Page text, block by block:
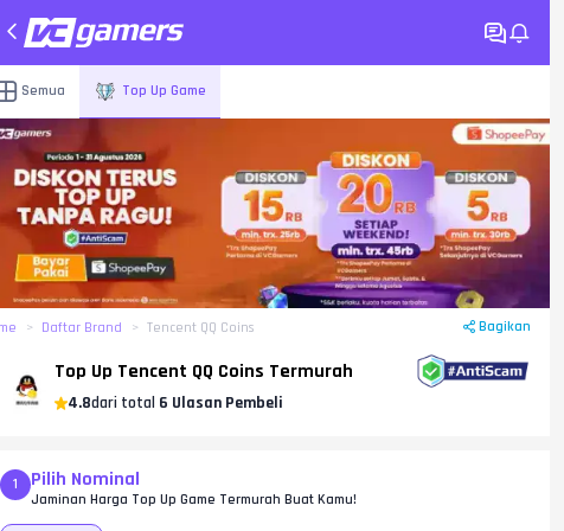
Semua Top Up Game
Daftar Brand Tencent QQ Coins Bagikan
Top Up Tencent QQ Coins Termurah
4.8dari total 6 Ulasan Pembeli
1 Pilih Nominal
Jaminan Harga Top Up Game Termurah Buat Kamu!